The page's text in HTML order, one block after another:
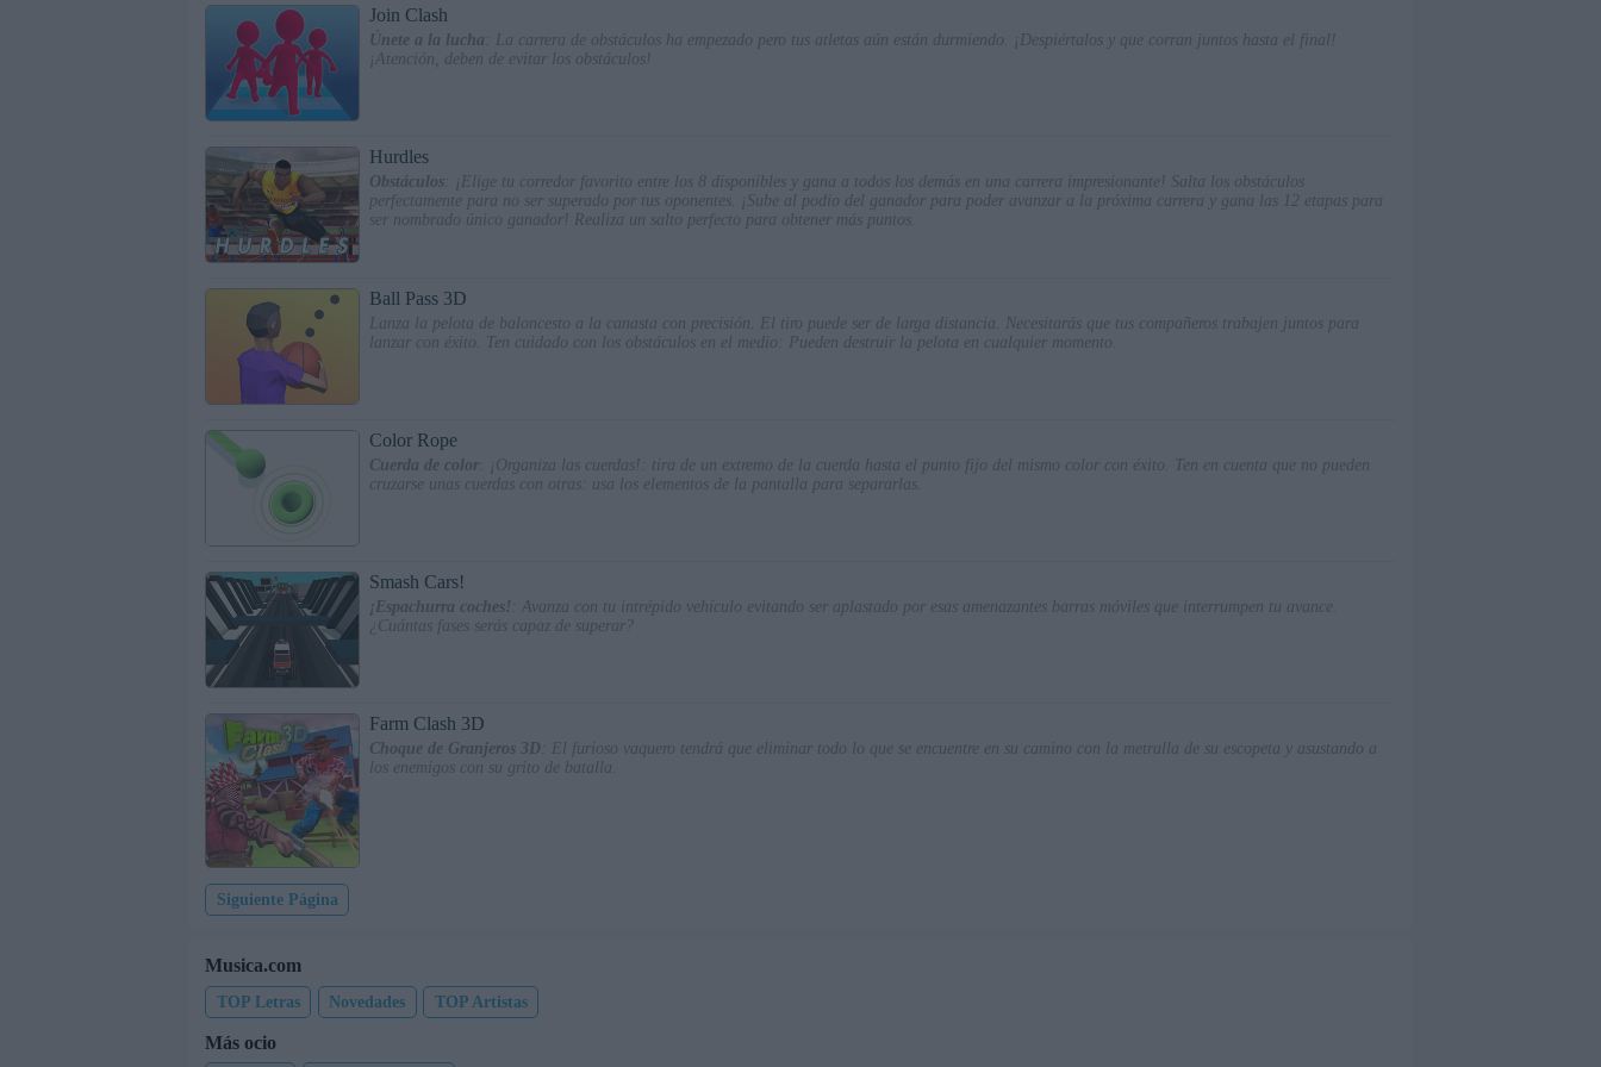
Join Clash
Únete a la lucha : La carrera de obstáculos ha empezado pero tus atletas aún están durmiendo. ¡Despiértalos y que corran juntos hasta el final!
¡Atención, deben de evitar los obstáculos!
Hurdles
Obstáculos : ¡Elige tu corredor favorito entre los 8 disponibles y gana a todos los demás en una carrera impresionante! Salta los obstáculos
perfectamente para no ser superado por tus oponentes. ¡Sube al podio del ganador para poder avanzar a la próxima carrera y gana las 12 etapas para
ser nombrado único ganador! Realiza un salto perfecto para obtener más puntos.
Ball Pass 3D
Lanza la pelota de baloncesto a la canasta con precisión. El tiro puede ser de larga distancia. Necesitarás que tus compañeros trabajen juntos para
lanzar con éxito. Ten cuidado con los obstáculos en el medio: Pueden destruir la pelota en cualquier momento.
Color Rope
Cuerda de color
: ¡Organiza las cuerdas!: tira de un extremo de la cuerda hasta el punto fijo del mismo color con éxito. Ten en cuenta que no pueden
cruzarse unas cuerdas con otras: usa los elementos de la pantalla para separarlas.
Smash Cars!
¡Espachurra coches! : Avanza con tu intrépido vehículo evitando ser aplastado por esas amenazantes barras móviles que interrumpen tu avance.
¿Cuántas fases serás capaz de superar?
Farm Clash 3D
Choque de Granjeros 3D : El furioso vaquero tendrá que eliminar todo lo que se encuentre en su camino con la metralla de su escopeta y asustando a
los enemigos con su grito de batalla.
Siguiente Página
Musica.com
TOP Letras Novedades TOP Artistas
Más ocio